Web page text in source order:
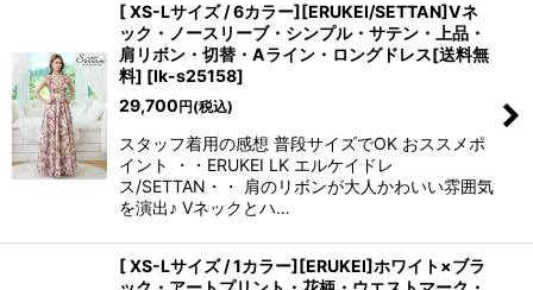
[ XS-Lサイズ / 6カラー][ERUKEI/SETTAN]Vネ
ック・ノースリーブ・シンプル・サテン・上品・
肩リボン・切替・Aライン・ロングドレス[送料無
料] [lk-s25158]
29,700円(税込)
スタッフ着用の感想 普段サイズでOK おススメポ
イント ・・ERUKEI LK エルケイドレ
ス/SETTAN・・ 肩のリボンが大人かわいい雰囲気
を演出♪ Vネックとハ…
[ XS-Lサイズ / 1カラー][ERUKEI]ホワイト×ブラ